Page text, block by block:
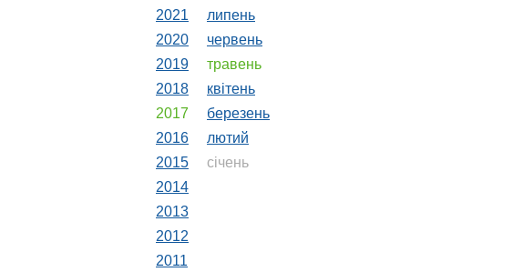
2021
2020
2019
2018
2017
2016
2015
2014
2013
2012
2011
липень
червень
травень
квiтень
березень
лютий
сiчень